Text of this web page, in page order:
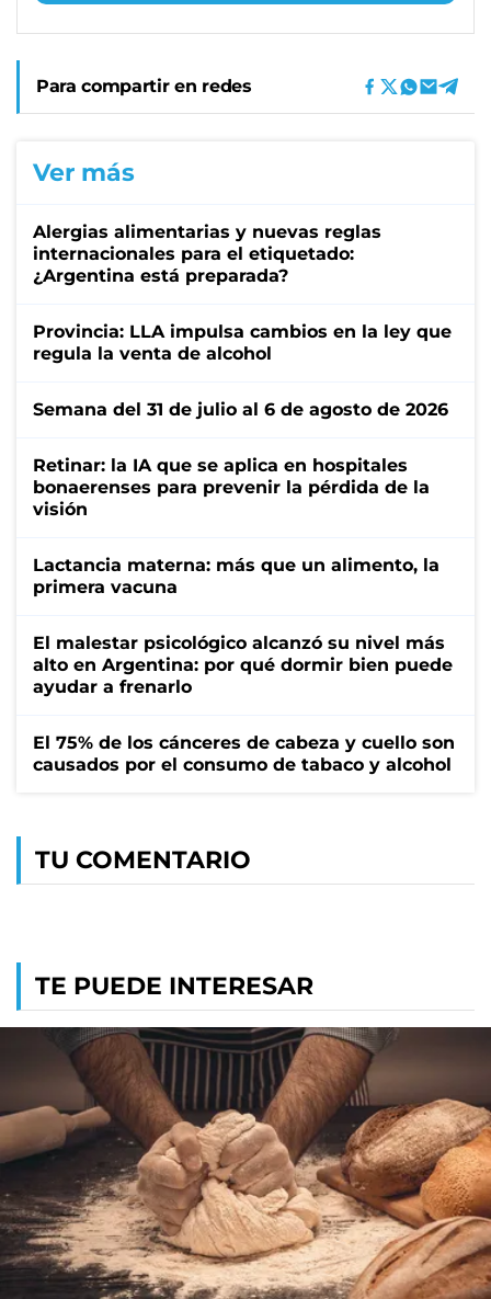
Para compartir en redes
Ver más
Alergias alimentarias y nuevas reglas
internacionales para el etiquetado:
¿Argentina está preparada?
Provincia: LLA impulsa cambios en la ley que
regula la venta de alcohol
Semana del 31 de julio al 6 de agosto de 2026
Retinar: la IA que se aplica en hospitales
bonaerenses para prevenir la pérdida de la
visión
Lactancia materna: más que un alimento, la
primera vacuna
El malestar psicológico alcanzó su nivel más
alto en Argentina: por qué dormir bien puede
ayudar a frenarlo
El 75% de los cánceres de cabeza y cuello son
causados por el consumo de tabaco y alcohol
TU COMENTARIO
TE PUEDE INTERESAR